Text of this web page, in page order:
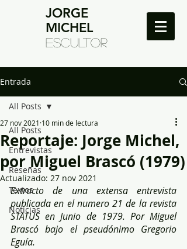
JORGE
MICHEL
ESCULTOR
Entrada
All Posts
Entrevistas
Reseñas
Textos
Noticias
All Posts
Reportaje: Jorge Michel,
por Miguel Brascó (1979)
27 nov 2021 10 min de lectura
Actualizado: 27 nov 2021
Extracto de una extensa entrevista
publicada en el numero 21 de la revista
STATUS en Junio de 1979. Por Miguel
Brascó bajo el pseudónimo Gregorio
Eguía.